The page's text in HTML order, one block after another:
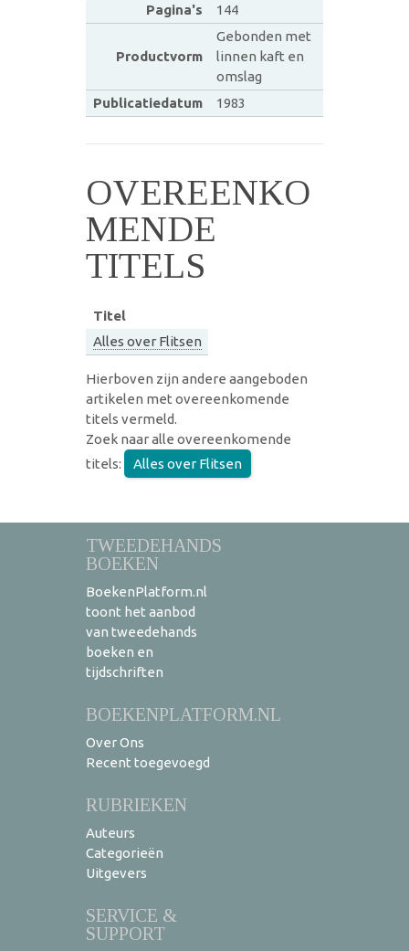
Pagina's
144
Productvorm
Gebonden met
linnen kaft en
omslag
Publicatiedatum
1983
OVEREENKO
MENDE
TITELS
Titel
Alles over Flitsen
Hierboven zijn andere aangeboden
artikelen met overeenkomende
titels vermeld.
Zoek naar alle overeenkomende
titels:
Alles over Flitsen
TWEEDEHANDS
BOEKEN
BoekenPlatform.nl
toont het aanbod
van tweedehands
boeken en
tijdschriften
BOEKENPLATFORM.NL
Over Ons
Recent toegevoegd
RUBRIEKEN
Auteurs
Categorieën
Uitgevers
SERVICE &
SUPPORT